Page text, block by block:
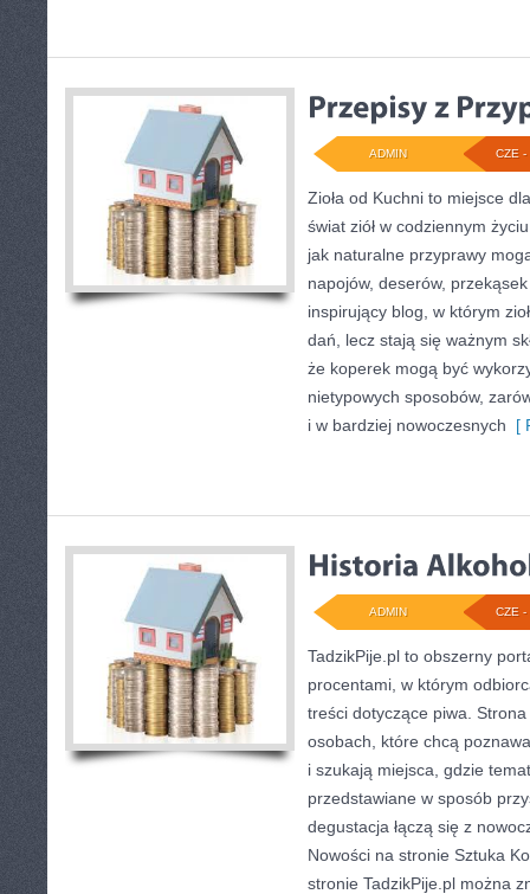
CZE -
ADMIN
Zioła od Kuchni to miejsce
świat ziół w codziennym
jak naturalne przyprawy
napojów, deserów,
inspirujący blog, w którym
dań, lecz stają się ważnym
że koperek mogą być
nietypowych sposobów,
i w bardziej nowoczesnych [
CZE -
ADMIN
TadzikPije.pl to obszerny
procentami, w którym
treści dotyczące piwa.
osobach, które chcą
i szukają miejsca, gdzie
przedstawiane w sposób
degustacja łączą się z
Nowości na stronie Sztuka
stronie TadzikPije.pl można